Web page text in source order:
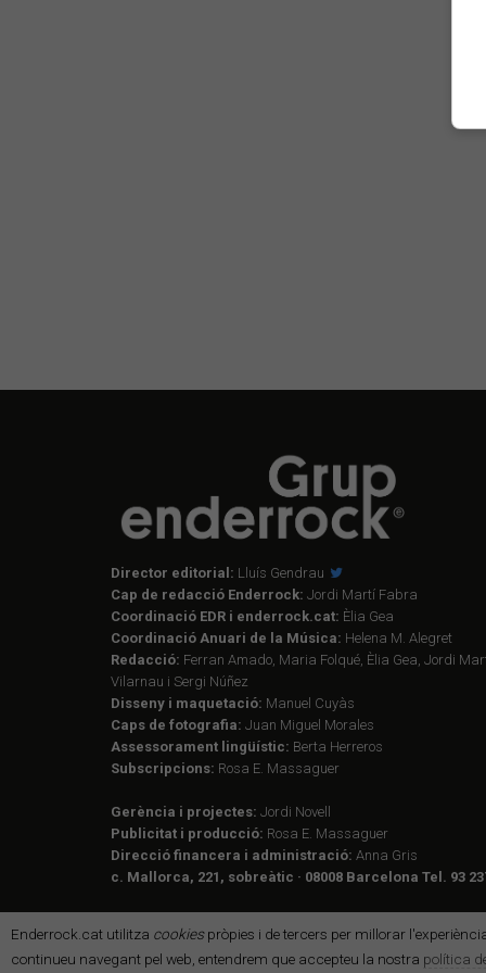
Enderrock.cat utilitza cookiespròpies i de tercers per millorar
continueu navegant pel web, entendrem que accepteu la nostra política
Director editorial: Lluís Gendrau
Cap de redacció Enderrock: Jordi Martí Fabra
Coordinació EDR i enderrock.cat: Èlia Gea
Coordinació Anuari de la Música: Helena M. Alegret
Redacció: Ferran Amado, Maria Folqué, Èlia Gea, Jordi
Vilarnau i Sergi Núñez
Disseny i maquetació: Manuel Cuyàs
Caps de fotografia: Juan Miguel Morales
Assessorament lingüístic: Berta Herreros
Subscripcions: Rosa E. Massaguer
Gerència i projectes: Jordi Novell
Publicitat i producció: Rosa E. Massaguer
Direcció financera i administració: Anna Gris
c. Mallorca, 221, sobreàtic · 08008 Barcelona Tel. 93